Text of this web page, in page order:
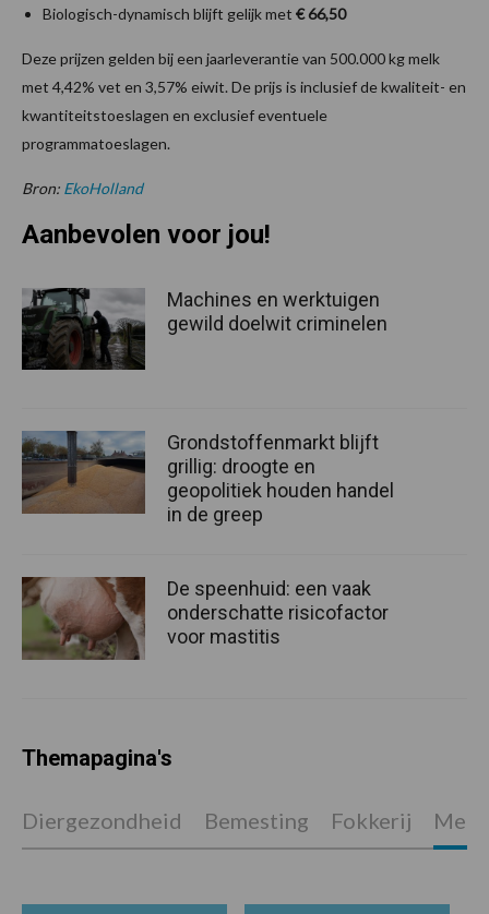
Biologisch-dynamisch blijft gelijk met € 66,50
Deze prijzen gelden bij een jaarleverantie van 500.000 kg melk
met 4,42% vet en 3,57% eiwit. De prijs is inclusief de kwaliteit- en
kwantiteitstoeslagen en exclusief eventuele
programmatoeslagen.
Bron: EkoHolland
Aanbevolen voor jou!
Machines en werktuigen
gewild doelwit criminelen
Grondstoffenmarkt blijft
grillig: droogte en
geopolitiek houden handel
in de greep
De speenhuid: een vaak
onderschatte risicofactor
voor mastitis
Themapagina's
Diergezondheid Bemesting Fokkerij